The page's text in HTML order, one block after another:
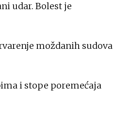
udar. Bolest je
moždanih sudova
i stope poremećaja